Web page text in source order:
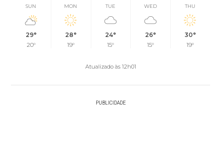
SUN
29°
20°
MON
28°
19°
TUE
24°
15°
WED
26°
15°
THU
30°
19°
Atualizado às 12h01
PUBLICIDADE